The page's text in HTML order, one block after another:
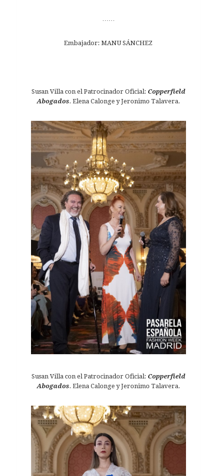
Embajador: MANU SÁNCHEZ
Susan Villa con el Patrocinador Oficial: Copperfield
Abogados. Elena Calonge y Jeronimo Talavera.
Susan Villa con el Patrocinador Oficial: Copperfield
Abogados. Elena Calonge y Jeronimo Talavera.